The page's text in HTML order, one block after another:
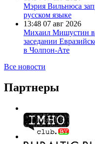
Мэрия Вильнюса
русском языке
13:48 07 авг 2026
Михаил Мишустин
заседании
в Чолпон-Ате
Все новости
Партнеры